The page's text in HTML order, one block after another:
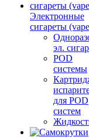
Электронные
сигареты
эл.
POD
системы
для POD
систем